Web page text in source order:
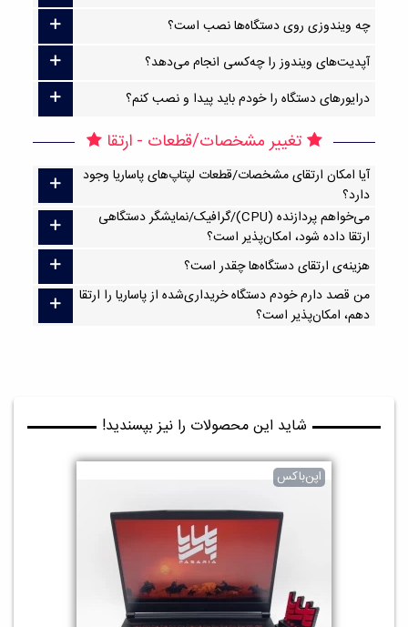
چه ویندوزی روی دستگاه‌ها نصب است؟
آپدیت‌های ویندوز را چه‌کسی انجام می‌دهد؟
درایورهای دستگاه را خودم باید پیدا و نصب کنم؟
تغییر مشخصات/قطعات - ارتقا
آیا امکان ارتقا‌ی مشخصات/قطعات لپتاپ‌های پاساریا وجود
دارد؟
می‌خواهم پردازنده (CPU)/گرافیک/نمایشگر دستگاهی
ارتقا داده شود، امکان‌پذیر است؟
هزینه‌ی ارتقای دستگاه‌ها چقدر است؟
من قصد دارم خودم دستگاه خریداری‌شده از پاساریا را ارتقا
دهم، امکان‌پذیر است؟
شاید این محصولات را نیز بپسندید!
اپن‌باکس